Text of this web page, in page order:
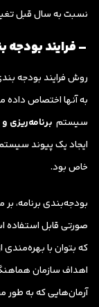
نسبت به سال قبل
– فرایند بودجه
روش فرایند بودجه
سیستم برنامه‌ریزی
ایجاد یک پیوند
خاص بود.
بودجه‌بندی برنامه،
صورتی قابل
که بتوان با بهره‌مندی
اهداف سازمان
آرمان‌هایی که به